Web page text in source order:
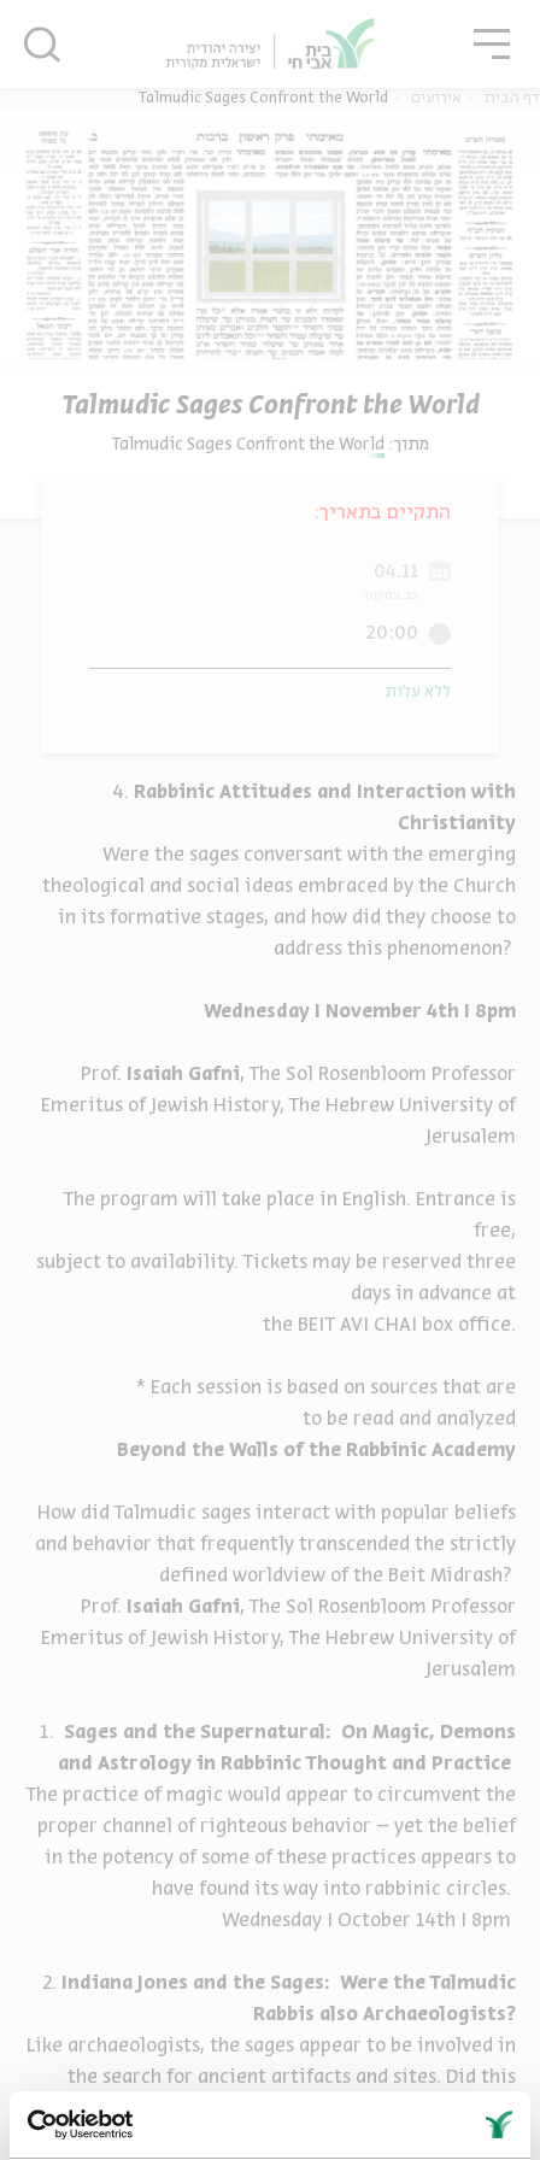
דף הבית אירועים Talmudic Sages Confront the World
Talmudic Sages Confront the World
מתוך: Talmudic Sages Confront the World
4. Rabbinic Attitudes and Interaction with
Christianity
Were the sages conversant with the emerging
theological and social ideas embraced by the Church
in its formative stages, and how did they choose to
address this phenomenon?
Wednesday I November 4th I 8pm
Prof. Isaiah Gafni, The Sol Rosenbloom Professor
Emeritus of Jewish History, The Hebrew University of
Jerusalem
The program will take place in English. Entrance is
free,
subject to availability. Tickets may be reserved three
days in advance at
the BEIT AVI CHAI box office.
* Each session is based on sources that are
to be read and analyzed
Beyond the Walls of the Rabbinic Academy
How did Talmudic sages interact with popular beliefs
and behavior that frequently transcended the strictly
defined worldview of the Beit Midrash?
Prof. Isaiah Gafni, The Sol Rosenbloom Professor
Emeritus of Jewish History, The Hebrew University of
Jerusalem
1. Sages and the Supernatural: On Magic, Demons
and Astrology in Rabbinic Thought and Practice
The practice of magic would appear to circumvent the
proper channel of righteous behavior – yet the belief
in the potency of some of these practices appears to
have found its way into rabbinic circles.
Wednesday I October 14th I 8pm
2.
Indiana Jones and the Sages: Were the Talmudic
Rabbis also Archaeologists?
Like archaeologists, the sages appear to be involved in
the search for ancient artifacts and sites. Did this
render them "archaeologists" and what were the other
interests that motivated them to undertake such
התקיים בתאריך:
04.11
20:00
ללא עלות
סגור